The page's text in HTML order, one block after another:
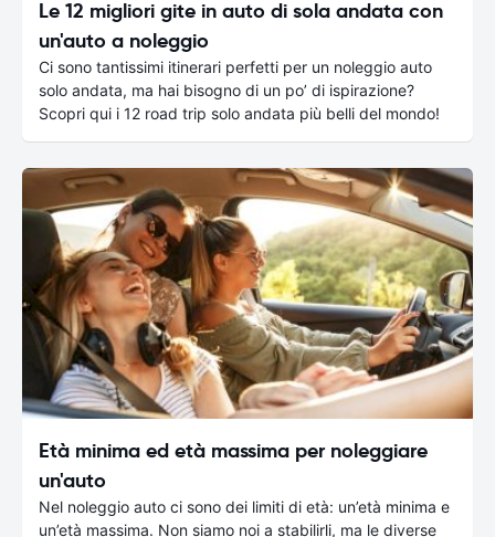
Le 12 migliori gite in auto di sola andata con
un'auto a noleggio
Ci sono tantissimi itinerari perfetti per un noleggio auto
solo andata, ma hai bisogno di un po’ di ispirazione?
Scopri qui i 12 road trip solo andata più belli del mondo!
Età minima ed età massima per noleggiare
un'auto
Nel noleggio auto ci sono dei limiti di età: un’età minima e
un’età massima. Non siamo noi a stabilirli, ma le diverse